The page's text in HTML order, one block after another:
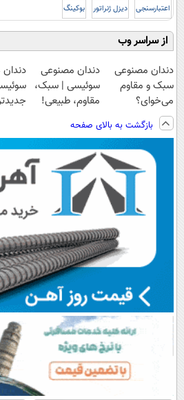
اعتبارسنجی دیزل ژنراتور بوکینگ
از سراسر وب
دندان مصنوعی
سبک و مقاوم
می‌خوای؟
پرداخت اقساطی
هم داریم!😍 |
📍تهران
دندان مصنوعی
سوئیسی | سبک،
مقاوم، طبیعی!
رایگان+پرداخت
اقساطی😍
بازگشت به بالای صفحه